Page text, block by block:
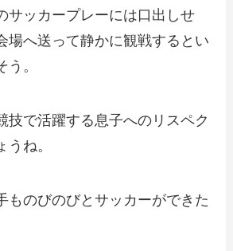
サッカープレーには口出しせ
場へ送って静かに観戦するとい
う。
技で活躍する息子へのリスペク
うね。
ものびのびとサッカーができた